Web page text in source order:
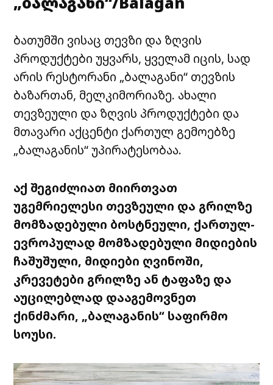
ბათუმში ვისაც თევზი და ზღვის
პროდუქტები უყვარს, ყველამ იცის, სად
არის რესტორანი „ბალაგანი“ თევზის
ბაზართან, მელკიმორიაზე. ახალი
თევზეული და ზღვის პროდუქტები და
მთავარი აქცენტი ქართულ გემოებზე
„ბალაგანის“ უპირატესობაა.
აქ შეგიძლიათ მიირთვათ
უგემრიელესი თევზეული და გრილზე
მომზადებული ბოსტნეული, ქართულ-
ევროპულად მომზადებული მიდიების
ჩაშუშული, მიდიები ღვინოში,
კრევეტები გრილზე ან ტაფაზე და
აუცილებლად დააგემოვნეთ
ქინძმარი, „ბალაგანის“ საფირმო
სოუსი.